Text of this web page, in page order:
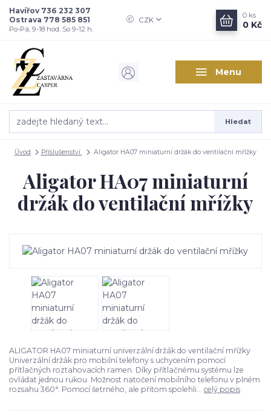
Menu
CZK
Hledat
Havířov 736 232 307
Ostrava 778 585 851
Po-Pá, 9-18 hod. So 9-12 h.
0 ks
0 Kč
Úvod Příslušenství Aligator HA07 miniaturní držák do ventilační mřížky
Aligator HA07 miniaturní
držák do ventilační mřížky
ALIGATOR HA07 miniaturní univerzální držák do ventilační mřížky
Univerzální držák pro mobilní telefony s uchycením pomocí
přítlačných roztahovacích ramen. Díky přítlačnému systému lze
ovládat jednou rukou. Možnost natočení mobilního telefonu v plném
rozsahu 360°. Pomocí šetrného, ale přitom spolehli... celý popis